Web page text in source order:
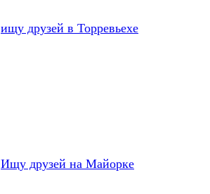
ищу друзей в Торревьехе
Ищу друзей на Майорке